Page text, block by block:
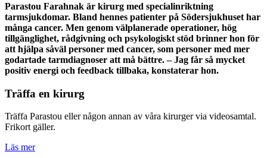
Parastou Farahnak är kirurg med specialinriktning
tarmsjukdomar. Bland hennes patienter på Södersjukhuset har
många cancer. Men genom välplanerade operationer, hög
tillgänglighet, rådgivning och psykologiskt stöd brinner hon för
att hjälpa såväl personer med cancer, som personer med mer
godartade tarmdiagnoser att må bättre. – Jag får så mycket
positiv energi och feedback tillbaka, konstaterar hon.
Träffa en kirurg
Träffa Parastou eller någon annan av våra kirurger via videosamtal.
Frikort gäller.
Läs mer